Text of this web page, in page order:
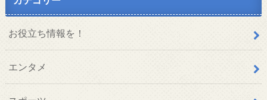
お役立ち情報を！
エンタメ